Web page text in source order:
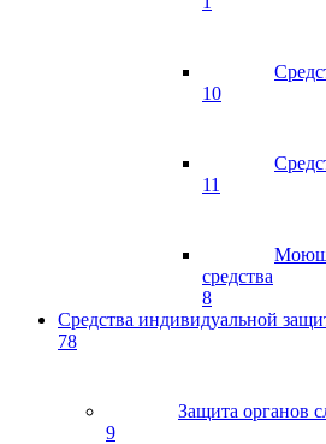
10
11
средства
8
Средства индивидуальной
78
Защита органов
9